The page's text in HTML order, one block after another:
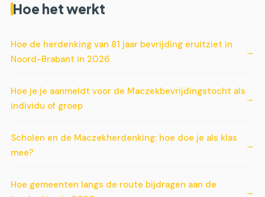
Hoe het werkt
Hoe de herdenking van 81 jaar bevrijding eruitziet in
Noord-Brabant in 2026
Hoe je je aanmeldt voor de Maczekbevrijdingstocht als
individu of groep
Scholen en de Maczekherdenking: hoe doe je als klas
mee?
Hoe gemeenten langs de route bijdragen aan de